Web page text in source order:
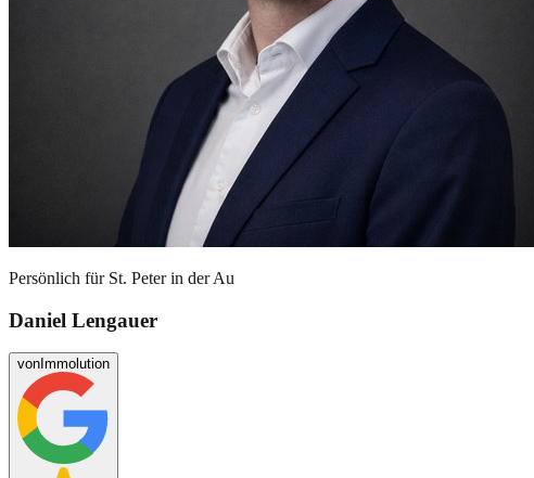
Persönlich für St. Peter in der Au
Daniel Lengauer
von Immolution